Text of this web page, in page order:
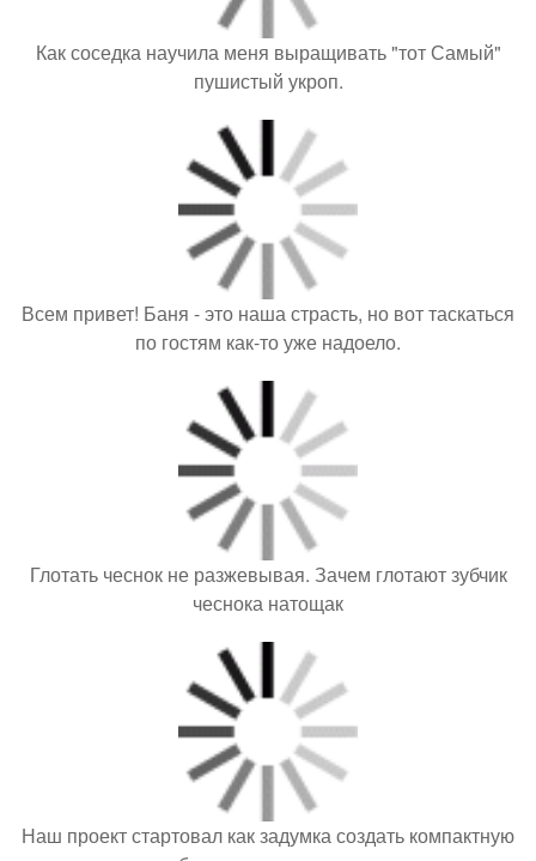
Как соседка научила меня выращивать "тот Самый"
пушистый укроп.
Всем привет! Баня - это наша страсть, но вот таскаться
по гостям как-то уже надоело.
Глотать чеснок не разжевывая. Зачем глотают зубчик
чеснока натощак
Наш проект стартовал как задумка создать компактную